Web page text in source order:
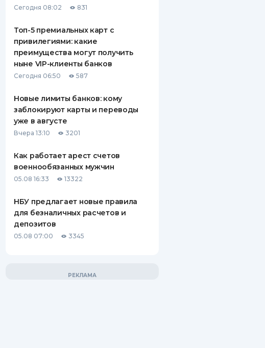
ВСЕ СТРАХОВЫЕ ПОЛИСЫ
СТРАХОВЫЕ КОМПАНИИ
КОМПАНИЯХ
КОНТАКТЫ
Сегодня 08:02 831
Топ-5 премиальных карт с
привилегиями: какие
преимущества могут получить
ныне VIP-клиенты банков
Сегодня 06:50 587
Новые лимиты банков: кому
заблокируют карты и переводы
уже в августе
Вчера 13:10 3201
Как работает арест счетов
военнообязанных мужчин
05.08 16:33 13322
НБУ предлагает новые правила
для безналичных расчетов и
депозитов
05.08 07:00 3345